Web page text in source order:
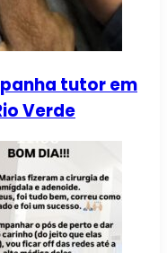
tutor em
Verde